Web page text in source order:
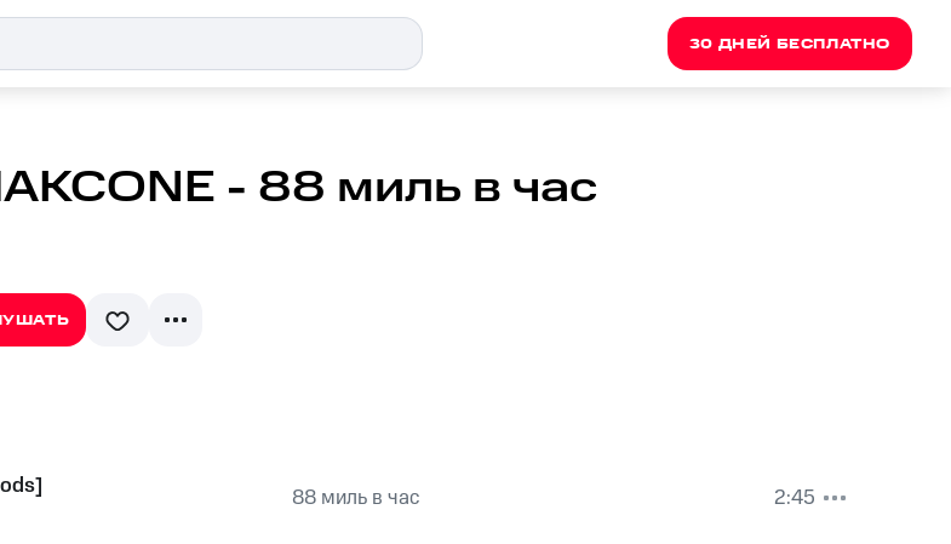
30 ДНЕЙ БЕСПЛАТНО
- 88 миль в час
88 миль в час
2:45